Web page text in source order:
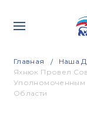
Главная Наша
Яхнюк Провел
Уполномоченным
Области